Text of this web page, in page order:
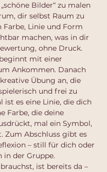
Bilder“ zu malen
dir selbst Raum zu
Farbe, Linie und Form
machen, was in dir
ohne Druck.
mit einer
Ankommen. Danach
Übung an, die
und frei zu
ist es eine Linie, die dich
Farbe, die deine
mal ein Symbol,
Zum Abschluss gibt es
– still für dich oder
in der Gruppe.
ist bereits da –